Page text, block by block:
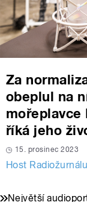
Za
obeplul na
říká jeho
15. prosinec 2023
Host Radiožurnálu
Největší